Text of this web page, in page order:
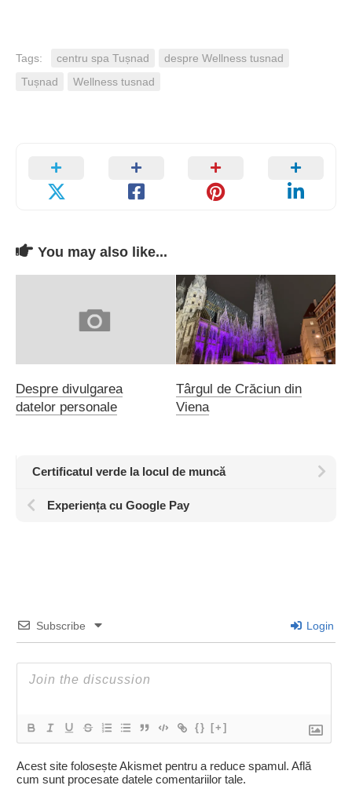
Tags: centru spa Tușnad
despre Wellness tusnad
Tușnad
Wellness tusnad
You may also like...
Despre divulgarea
datelor personale
Târgul de Crăciun din
Viena
Certificatul verde la locul de muncă
Experiența cu Google Pay
Subscribe Login
{} [+]
Acest site folosește Akismet pentru a reduce spamul. Află
cum sunt procesate datele comentariilor tale.